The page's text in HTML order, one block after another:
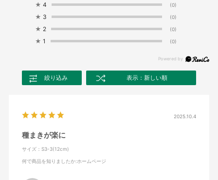
★ 4 (0)
★ 3 (0)
★ 2 (0)
★ 1 (0)
絞り込み 表示：新しい順
2025.10.4
種まきが楽に
サイズ：S3-3(12cm)
何で商品を知りましたか:ホームページ